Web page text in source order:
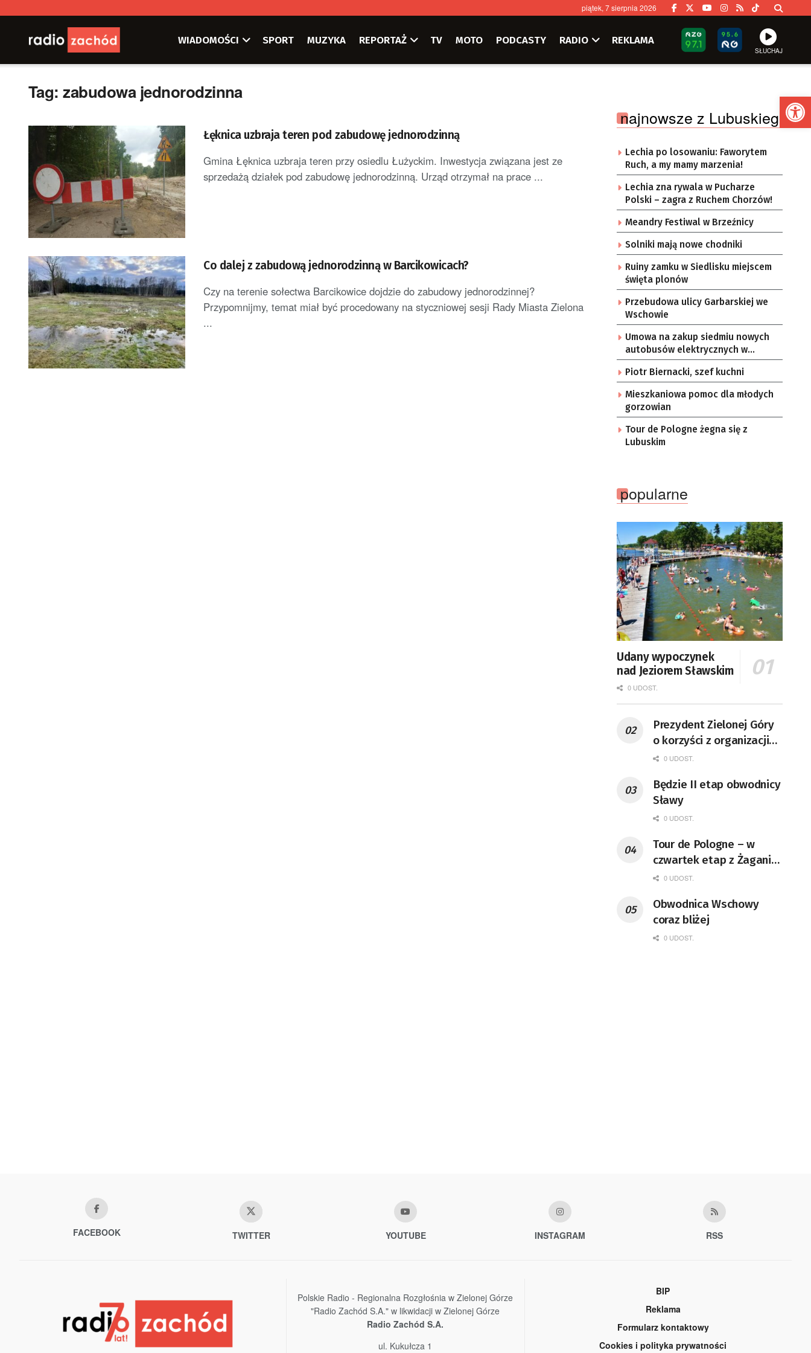
piątek, 7 sierpnia 2026
WIADOMOŚCI SPORT MUZYKA REPORTAŻ TV MOTO PODCASTY RADIO REKLAMA
SŁUCHAJ
Tag:zabudowa jednorodzinna
Łęknica uzbraja teren pod zabudowę jednorodzinną
Gmina Łęknica uzbraja teren przy osiedlu Łużyckim. Inwestycja związana jest ze
sprzedażą działek pod zabudowę jednorodzinną. Urząd otrzymał na prace ...
Co dalej z zabudową jednorodzinną w Barcikowicach?
Czy na terenie sołectwa Barcikowice dojdzie do zabudowy jednorodzinnej?
Przypomnijmy, temat miał być procedowany na styczniowej sesji Rady Miasta Zielona
...
najnowsze z Lubuskiego
Lechia po losowaniu: Faworytem
Ruch, a my mamy marzenia!
Lechia zna rywala w Pucharze
Polski – zagra z Ruchem Chorzów!
Meandry Festiwal w Brzeźnicy
Solniki mają nowe chodniki
Ruiny zamku w Siedlisku miejscem
święta plonów
Przebudowa ulicy Garbarskiej we
Wschowie
Umowa na zakup siedmiu nowych
autobusów elektrycznych w
Zielonej Górze
Piotr Biernacki, szef kuchni
Mieszkaniowa pomoc dla młodych
gorzowian
Tour de Pologne żegna się z
Lubuskim
popularne
Udany wypoczynek
nad Jeziorem Sławskim
0 UDOST.
Prezydent Zielonej Góry
o korzyści z organizacji
mety Tour de Pologne
0 UDOST.
Będzie II etap obwodnicy
Sławy
0 UDOST.
Tour de Pologne – w
czwartek etap z Żagania
do Karpacza
0 UDOST.
Obwodnica Wschowy
coraz bliżej
0 UDOST.
FACEBOOK TWITTER YOUTUBE INSTAGRAM RSS
Polskie Radio - Regionalna Rozgłośnia w Zielonej Górze
"Radio Zachód S.A." w likwidacji w Zielonej Górze
Radio Zachód S.A.
ul. Kukułcza 1
BIP
Reklama
Formularz kontaktowy
Cookies i polityka prywatności